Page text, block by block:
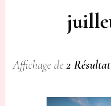
Affichage de2